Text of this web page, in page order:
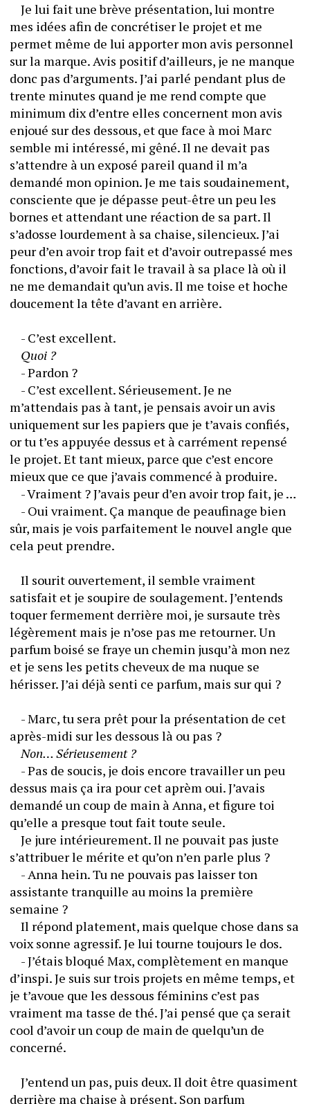
	Je lui fait une brève présentation, lui montre
mes idées afin de concrétiser le projet et me
permet même de lui apporter mon avis personnel
sur la marque. Avis positif d’ailleurs, je ne manque
donc pas d’arguments. J’ai parlé pendant plus de
trente minutes quand je me rend compte que
minimum dix d’entre elles concernent mon avis
enjoué sur des dessous, et que face à moi Marc
semble mi intéressé, mi gêné. Il ne devait pas
s’attendre à un exposé pareil quand il m’a
demandé mon opinion. Je me tais soudainement,
consciente que je dépasse peut-être un peu les
bornes et attendant une réaction de sa part. Il
s’adosse lourdement à sa chaise, silencieux. J’ai
peur d’en avoir trop fait et d’avoir outrepassé mes
fonctions, d’avoir fait le travail à sa place là où il
ne me demandait qu’un avis. Il me toise et hoche
doucement la tête d’avant en arrière.
Quoi ?
	- Pardon ?
	- C’est excellent. Sérieusement. Je ne
m’attendais pas à tant, je pensais avoir un avis
uniquement sur les papiers que je t’avais confiés,
or tu t’es appuyée dessus et à carrément repensé
le projet. Et tant mieux, parce que c’est encore
	- Oui vraiment. Ça manque de peaufinage bien
sûr, mais je vois parfaitement le nouvel angle que
	Il sourit ouvertement, il semble vraiment
satisfait et je soupire de soulagement. J’entends
toquer fermement derrière moi, je sursaute très
légèrement mais je n’ose pas me retourner. Un
parfum boisé se fraye un chemin jusqu’à mon nez
et je sens les petits cheveux de ma nuque se
hérisser. J’ai déjà senti ce parfum, mais sur qui ?
	- Marc, tu sera prêt pour la présentation de cet
après-midi sur les dessous là ou pas ?
Non… Sérieusement ?
	- Pas de soucis, je dois encore travailler un peu
dessus mais ça ira pour cet aprèm oui. J’avais
demandé un coup de main à Anna, et figure toi
	Je jure intérieurement. Il ne pouvait pas juste
s’attribuer le mérite et qu’on n’en parle plus ?
	- Anna hein. Tu ne pouvais pas laisser ton
assistante tranquille au moins la première
semaine ?
	Il répond platement, mais quelque chose dans sa
	- J’étais bloqué Max, complètement en manque
d’inspi. Je suis sur trois projets en même temps, et
je t’avoue que les dessous féminins c’est pas
vraiment ma tasse de thé. J’ai pensé que ça serait
cool d’avoir un coup de main de quelqu’un de
	J’entend un pas, puis deux. Il doit être quasiment
derrière ma chaise à présent. Son parfum